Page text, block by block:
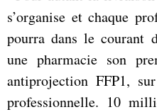
s’organise et chaque
pourra dans le courant
une pharmacie son
antiprojection FFP1,
professionnelle. 10